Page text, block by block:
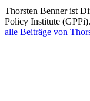
Thorsten Benner ist
Policy Institute
alle Beiträge von